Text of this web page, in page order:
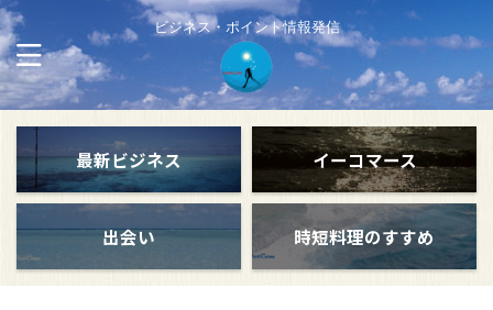
ビジネス・ポイント情報発信
最新ビジネス イーコマース
出会い 時短料理のすすめ